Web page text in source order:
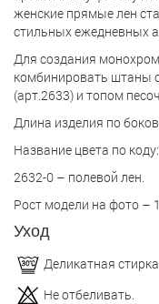
женские прямые лен
стильных ежедневных
Для создания
комбинировать штаны
(арт.2633) и топом
Длина изделия по
Название цвета по коду:
2632-0 – полевой лен.
Рост модели на фото –
Уход
Деликатная
Не отбеливать.